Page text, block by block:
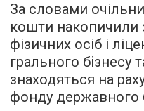
За словами
кошти накопичили
фізичних осіб і
грального бізнесу
знаходяться на
фонду державного